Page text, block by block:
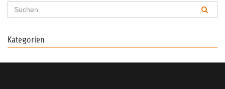
Kategorien